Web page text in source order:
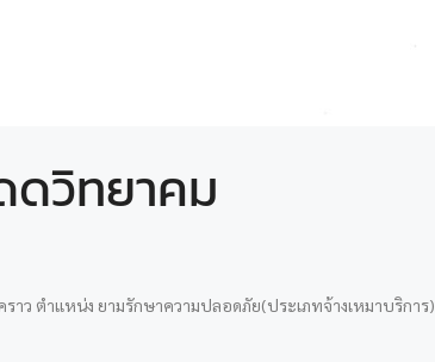
ดวิทยาคม
าว ตำแหน่ง ยามรักษาความปลอดภัย(ประเภทจ้างเหมาบริการ)